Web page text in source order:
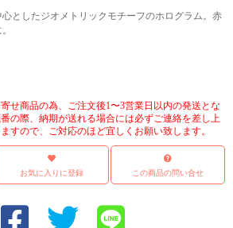
としたジオメトリックモチーフのホログラム。赤
せ商品の為、ご注文後1〜3営業日以内の発送とな
の際、納期が送れる場合には必ずご連絡を差し上
すので、ご対応のほど宜しくお願い致します。
お気に入りに登録 この商品の問い合せ